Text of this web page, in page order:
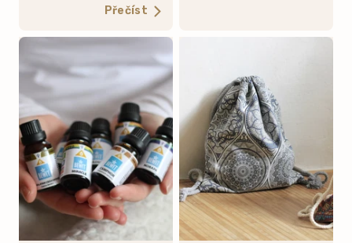
Přečíst